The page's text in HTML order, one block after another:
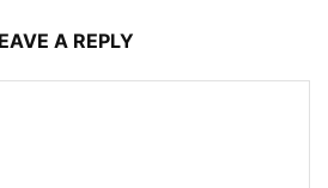
A REPLY